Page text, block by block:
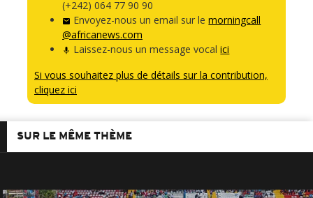
(+242) 064 77 90 90
Envoyez-nous un email sur lemorningcall
@africanews.com
Laissez-nous un message vocalici
Si vous souhaitez plus de détails sur la contribution,
cliquez ici
SUR LE MÊME THÈME